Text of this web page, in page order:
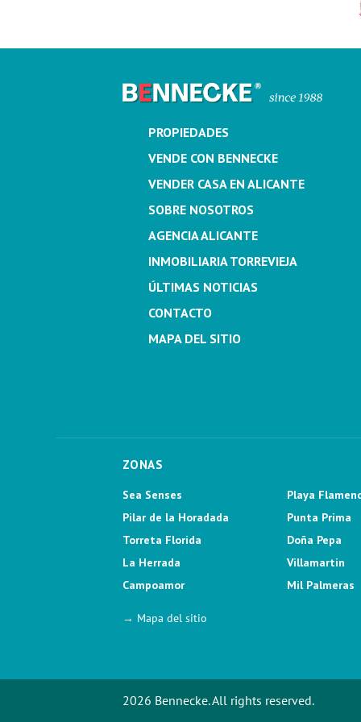
PROPIEDADES
VENDE CON BENNECKE
VENDER CASA EN ALICANTE
SOBRE NOSOTROS
AGENCIA ALICANTE
INMOBILIARIA TORREVIEJA
ÚLTIMAS NOTICIAS
CONTACTO
MAPA DEL SITIO
ZONAS
Sea Senses
Pilar de la Horadada
Torreta Florida
La Herrada
Campoamor
Playa
Punta Prima
Doña Pepa
Villamartin
Mil Palmeras
→ Mapa del sitio
2026 Bennecke. All rights reserved.